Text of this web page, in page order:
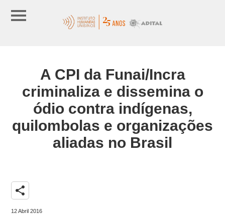
A CPI da Funai/Incra
criminaliza e dissemina o
ódio contra indígenas,
quilombolas e organizações
aliadas no Brasil
share
12 Abril 2016